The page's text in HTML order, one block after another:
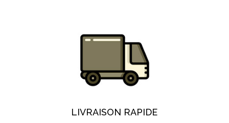
LIVRAISON RAPIDE